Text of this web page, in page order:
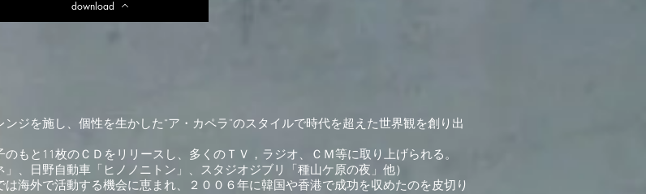
download
ジを施し、個性を生かした“ア・カペラ”のスタイルで時代を超えた世界観を創り出
もと11枚のＣＤをリリースし、多くのＴＶ，ラジオ、ＣＭ等に取り上げられる。
、日野自動車「ヒノノニトン」、スタジオジブリ「種山ケ原の夜」他）
海外で活動する機会に恵まれ、２００６年に韓国や香港で成功を収めたのを皮切り